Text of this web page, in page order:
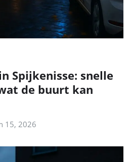
Spijkenisse: snelle
de buurt kan
15, 2026